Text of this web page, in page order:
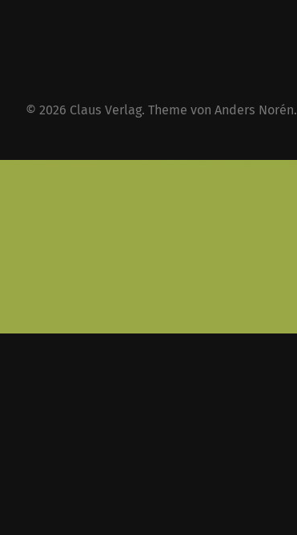
© 2026 Claus Verlag. Theme von Anders Norén.